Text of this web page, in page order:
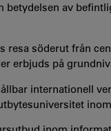
betydelsen av
resa söderut från
erbjuds på
internationell